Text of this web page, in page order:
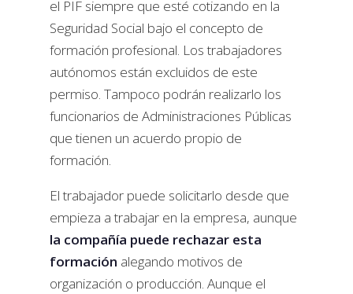
el PIF siempre que esté cotizando en la
Seguridad Social bajo el concepto de
formación profesional. Los trabajadores
autónomos están excluidos de este
permiso. Tampoco podrán realizarlo los
funcionarios de Administraciones Públicas
que tienen un acuerdo propio de
formación.
El trabajador puede solicitarlo desde que
empieza a trabajar en la empresa, aunque
la compañía puede rechazar esta
formación alegando motivos de
organización o producción. Aunque el